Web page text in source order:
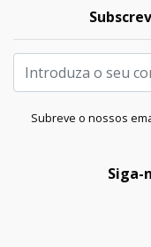
Subreve o nossos
Siga-